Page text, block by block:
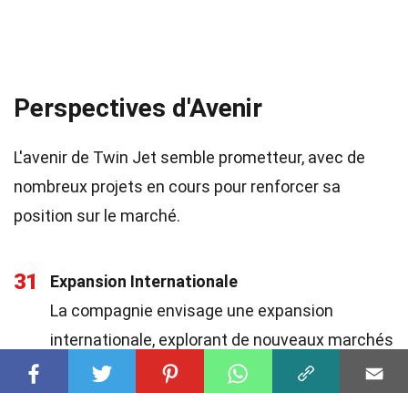
Perspectives d'Avenir
L'avenir de Twin Jet semble prometteur, avec de
nombreux projets en cours pour renforcer sa
position sur le marché.
31
Expansion Internationale
La compagnie envisage une expansion
internationale, explorant de nouveaux marchés
pour ses services.